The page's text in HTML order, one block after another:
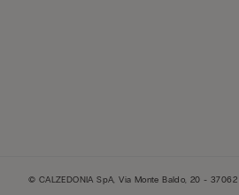
© CALZEDONIA SpA, Via Monte Baldo, 20 -